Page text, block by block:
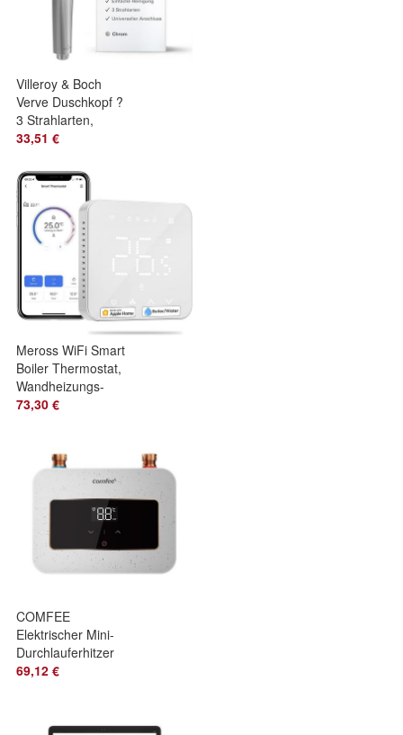
Villeroy & Boch
Verve Duschkopf ?
3 Strahlarten,
EasyClean,
Chrom
33,51 €
Meross WiFi Smart
Boiler Thermostat,
Wandheizungs-
Thermostat f?r
73,30 €
COMFEE
Elektrischer Mini-
Durchlauferhitzer
3,6 kW ? Kompakt &
69,12 €